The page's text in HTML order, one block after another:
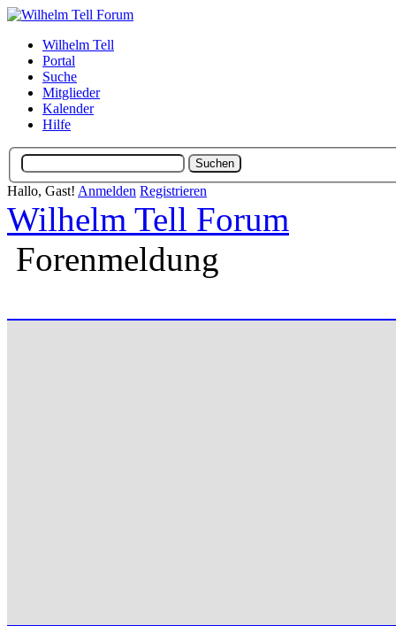
Wilhelm Tell
Portal
Suche
Mitglieder
Kalender
Hilfe
Hallo, Gast! Anmelden Registrieren
Wilhelm Tell Forum
Forenmeldung